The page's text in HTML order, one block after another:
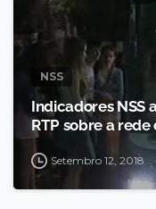
NSS
Indicadores NSS
RTP sobre a
Setembro 12, 2018